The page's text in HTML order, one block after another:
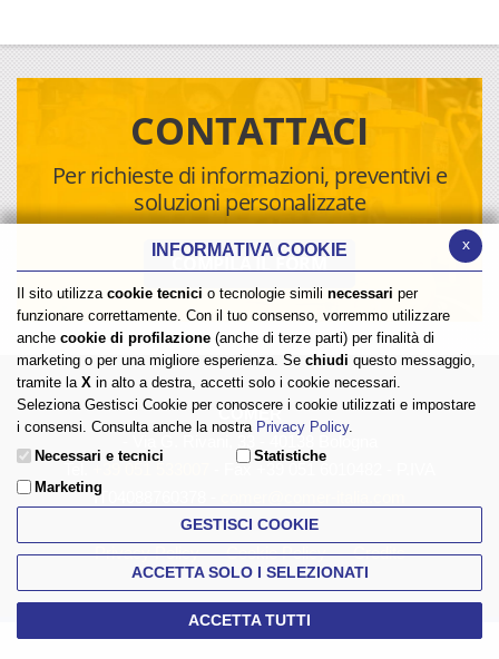
CONTATTACI
Per richieste di informazioni, preventivi e
soluzioni personalizzate
COMPILA IL FORM
COMER
- Via G. Rivani, 33 - 40138 Bologna
- Fax +39 051 6010482 - P.IVA
IT04088760378 -
Privacy Policy Cookie Policy Credits
x
INFORMATIVA COOKIE
Il sito utilizza cookie tecnici o tecnologie simili necessari per
funzionare correttamente. Con il tuo consenso, vorremmo utilizzare
anche cookie di profilazione (anche di terze parti) per finalità di
marketing o per una migliore esperienza. Se chiudi questo messaggio,
tramite la X in alto a destra, accetti solo i cookie necessari.
Seleziona Gestisci Cookie per conoscere i cookie utilizzati e impostare
i consensi. Consulta anche la nostra Privacy Policy.
Necessari e tecnici
Statistiche
Marketing
GESTISCI COOKIE
ACCETTA SOLO I SELEZIONATI
ACCETTA TUTTI